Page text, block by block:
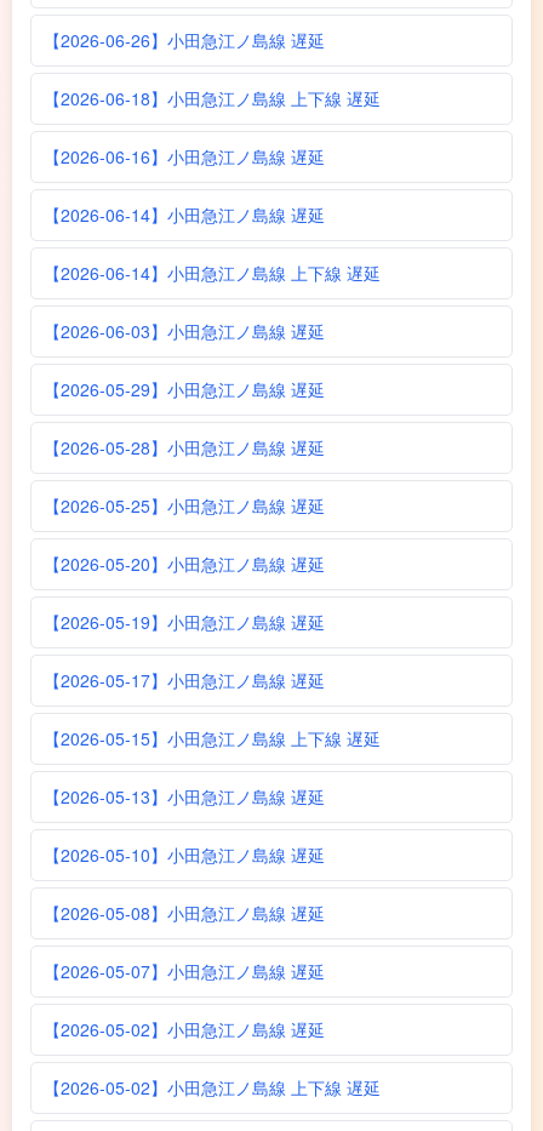
【2026-06-26】小田急江ノ島線 遅延
【2026-06-18】小田急江ノ島線 上下線 遅延
【2026-06-16】小田急江ノ島線 遅延
【2026-06-14】小田急江ノ島線 遅延
【2026-06-14】小田急江ノ島線 上下線 遅延
【2026-06-03】小田急江ノ島線 遅延
【2026-05-29】小田急江ノ島線 遅延
【2026-05-28】小田急江ノ島線 遅延
【2026-05-25】小田急江ノ島線 遅延
【2026-05-20】小田急江ノ島線 遅延
【2026-05-19】小田急江ノ島線 遅延
【2026-05-17】小田急江ノ島線 遅延
【2026-05-15】小田急江ノ島線 上下線 遅延
【2026-05-13】小田急江ノ島線 遅延
【2026-05-10】小田急江ノ島線 遅延
【2026-05-08】小田急江ノ島線 遅延
【2026-05-07】小田急江ノ島線 遅延
【2026-05-02】小田急江ノ島線 遅延
【2026-05-02】小田急江ノ島線 上下線 遅延